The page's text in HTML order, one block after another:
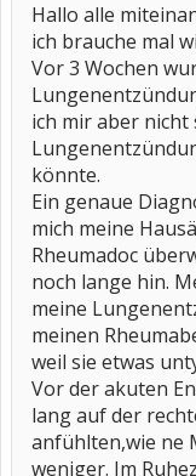
Hallo alle
ich brauche mal
Vor 3 Wochen
ich mir aber nicht
könnte.
Ein genaue
mich meine
Rheumadoc
noch lange hin.
meine
meinen
weil sie etwas
Vor der akuten
lang auf der
anfühlten,wie ne
weniger. Im